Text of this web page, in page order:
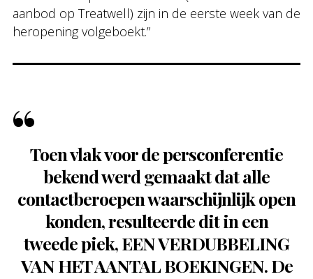
aanbod op Treatwell) zijn in de eerste week van de
heropening volgeboekt.”
Toen vlak voor de persconferentie
bekend werd gemaakt dat alle
contactberoepen waarschijnlijk open
konden, resulteerde dit in een
tweede piek, EEN VERDUBBELING
VAN HET AANTAL BOEKINGEN. De